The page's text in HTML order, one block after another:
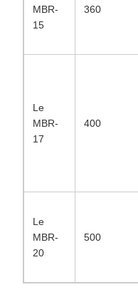
MBR-
15
360
Le
MBR-
17
400
Le
MBR-
20
500